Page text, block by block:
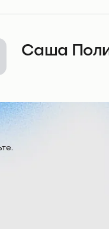
Саша